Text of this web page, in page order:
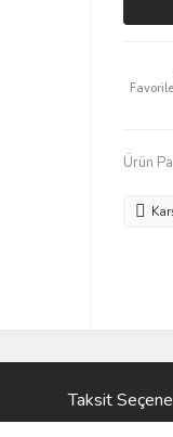
Ürün
Taksit